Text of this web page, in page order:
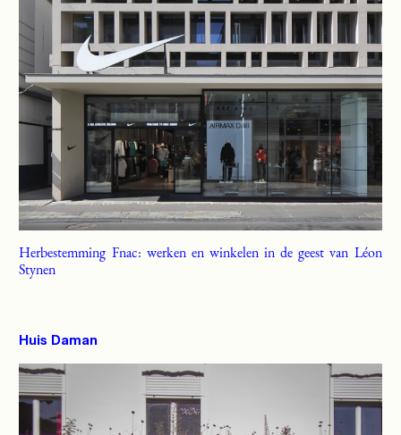
Herbestemming Fnac: werken en winkelen in de geest van Léon
Stynen
Huis Daman